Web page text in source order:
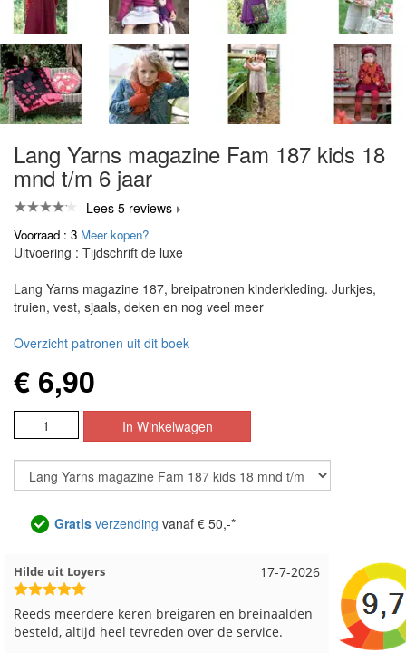
Lang Yarns magazine Fam 187 kids 18
mnd t/m 6 jaar
Lees 5 reviews
Voorraad : 3 Meer kopen?
Uitvoering : Tijdschrift de luxe
Lang Yarns magazine 187, breipatronen kinderkleding. Jurkjes,
truien, vest, sjaals, deken en nog veel meer
Overzicht patronen uit dit boek
€ 6,90
Gratis verzending vanaf € 50,-*
12-7-2026
Loes uit EMMELOORD
Snelle levering en keurig verpakt. Top.
Nell uit
Goed